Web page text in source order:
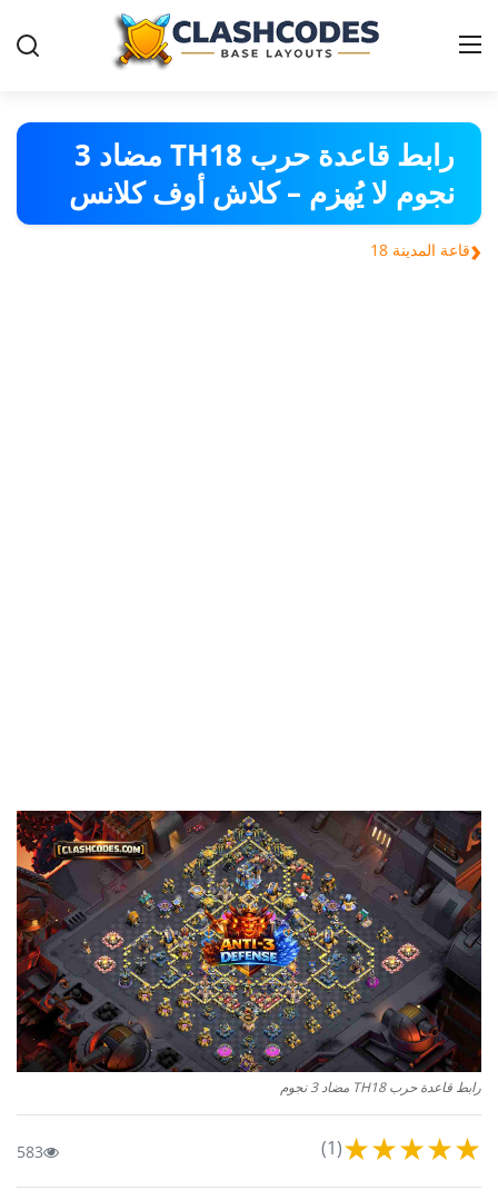
قواعد-كلاش-اوف-كلانس
العربية
رابط قاعدة حرب TH18 مضاد 3
نجوم لا يُهزم – كلاش أوف كلانس
‹قاعة المدينة 18
رابط قاعدة حرب TH18 مضاد 3 نجوم
★
★
★
★
★
(1)
583